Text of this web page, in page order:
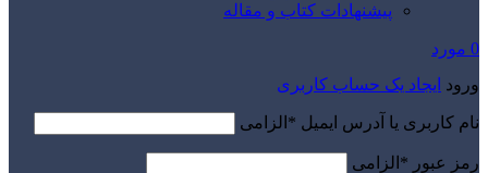
پیشنهادات کتاب و مقاله
0 مورد
ورود ایجاد یک حساب کاربری
نام کاربری یا آدرس ایمیل * الزامی
رمز عبور * الزامی